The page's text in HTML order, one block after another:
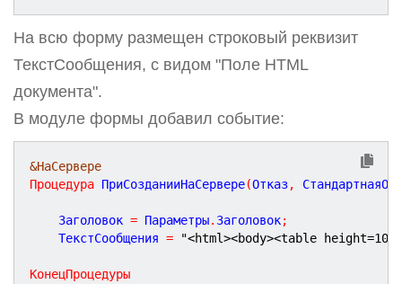
На всю форму размещен строковый реквизит
ТекстСообщения, с видом "Поле HTML
документа".
В модуле формы добавил событие:
&НаСервере
Процедура ПриСозданииНаСервере(Отказ,
	Заголовок
= Параметры. Заголовок;
	ТекстСообщения
= "<html><body><table
КонецПроцедуры